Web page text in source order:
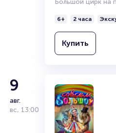
Большой цирк на
6+ 2 часа
Купить
9
авг.
вс, 13:00